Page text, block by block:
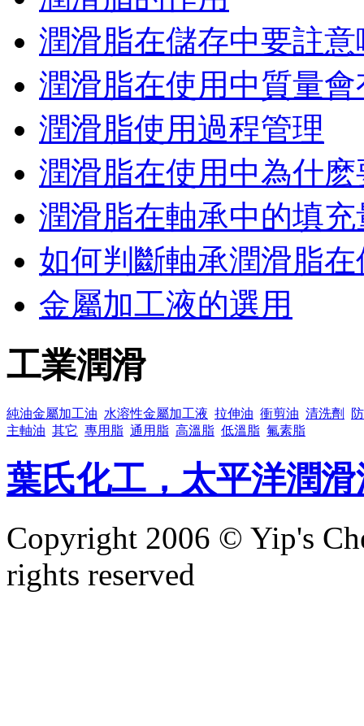
潤滑脂在儲存中要註
潤滑脂在使用中質量
潤滑脂使用過程管理
潤滑脂在使用中為什
潤滑脂在軸承中的填
如何判斷軸承潤滑脂
金屬加工液的選用
工業潤滑
純油金屬加工油 水溶性金屬加工液 拉伸油 衝剪油 清洗劑
主軸油 其它 專用脂 通用脂 高溫脂 低溫脂 氟素脂
葉氏化工，太平洋潤滑
Copyright 2006 © Yip's
rights reserved